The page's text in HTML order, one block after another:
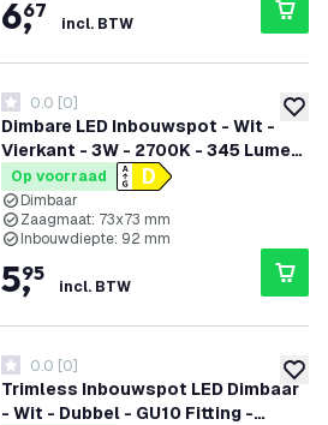
6,
67
incl. BTW
Dimbare LED Inbouwspot - Wit -
Vierkant - 3W - 2700K - 345 Lumen
- 85x85mm
0 score sterren
0.0 [0]
Op voorraad
Dimbaar
Zaagmaat: 73x73 mm
Inbouwdiepte: 92 mm
5,
95
incl. BTW
Trimless Inbouwspot LED Dimbaar
- Wit - Dubbel - GU10 Fitting -
0 score sterren
0.0 [0]